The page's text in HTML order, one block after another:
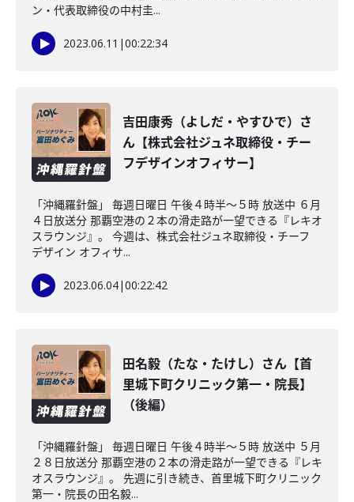
ン・代表取締役の中村圭...
2023.06.11 |00:22:34
吉田康秀（よしだ・やすひで）さ
ん【株式会社ジュネ取締役・チー
フデザインオフィサー】
「沖縄羅針盤」 毎週日曜日 午後４時半～５時 放送中 ６月
４日放送分 那覇空港の２本の滑走路が一望できる『レキオ
スラウンジ』。 今週は、株式会社ジュネ取締役・チーフ
デザイン オフィサ...
2023.06.04|00:22:42
田名毅（たな・たけし）さん【首
里城下町クリニック第一・院長】
（後編）
「沖縄羅針盤」 毎週日曜日 午後４時半～５時 放送中 ５月
２８日放送分 那覇空港の２本の滑走路が一望できる『レキ
オスラウンジ』。 先週に引き続き、首里城下町クリニック
第一・院長の田名毅...